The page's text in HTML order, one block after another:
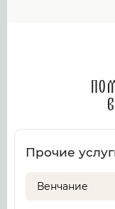
Прочие
Венчание